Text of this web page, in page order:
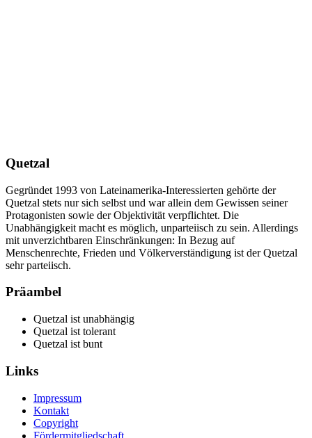
Quetzal
Gegründet 1993 von Lateinamerika-Interessierten gehörte der
Quetzal stets nur sich selbst und war allein dem Gewissen seiner
Protagonisten sowie der Objektivität verpflichtet. Die
Unabhängigkeit macht es möglich, unparteiisch zu sein. Allerdings
mit unverzichtbaren Einschränkungen: In Bezug auf
Menschenrechte, Frieden und Völkerverständigung ist der Quetzal
sehr parteiisch.
Präambel
Quetzal ist unabhängig
Quetzal ist tolerant
Quetzal ist bunt
Links
Impressum
Kontakt
Copyright
Fördermitgliedschaft